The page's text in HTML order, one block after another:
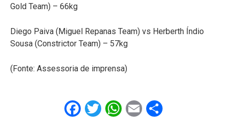
Gold Team) – 66kg
Diego Paiva (Miguel Repanas Team) vs Herberth Índio
Sousa (Constrictor Team) – 57kg
(Fonte: Assessoria de imprensa)
Facebook
Twitter
WhatsApp
EmailShare